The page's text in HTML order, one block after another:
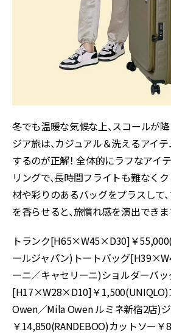
冬でも温暖な気候な上、スコールが
ジア旅は、カジュアル＆洗えるアイ
するのが正解！ 全体的にラフなアイ
リングで、長時間フライトも難なく
材や彩りのあるバッグをプラスして
を香らせると、旅慣れ感を演出できま
トランク[H65×W45×D30]￥
ールジャパン)トートバッグ
ーニ／キャセリーニ)ショルダーバッ
[H17×W28×D10]￥1,500(UNIQLO)
Owen／Mila Owen ルミネ新宿2店)
￥14,850(RANDEBOO)カットソー